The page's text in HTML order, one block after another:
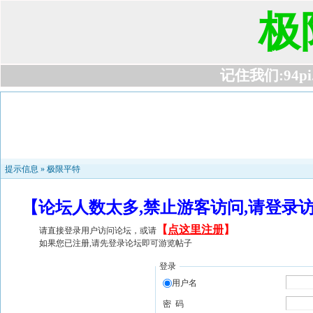
极
记住我们
提示信息 » 极限平特
【论坛人数太多,禁止游客访问,请登
请直接登录用户访问论坛，或请 【 点这里注册】
如果您已注册,请先登录论坛即可游览帖子
登录
用户名
密 码